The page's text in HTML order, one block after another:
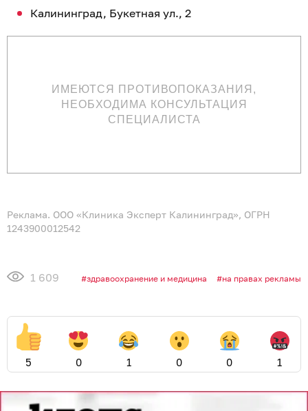
Калининград, Букетная ул., 2
ИМЕЮТСЯ ПРОТИВОПОКАЗАНИЯ,
НЕОБХОДИМА КОНСУЛЬТАЦИЯ
СПЕЦИАЛИСТА
Реклама. ООО «Клиника Эксперт Калининград», ОГРН
1243900012542
1 609 здравоохранение и медицина на правах рекламы
5 0 1 0 0 1